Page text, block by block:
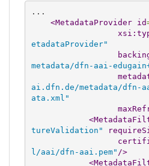
...
<MetadataProvider
id
etadataProvider"
metadata/dfn-aai-
ai.dfn.de/metadata/dfn-
ata.xml"
tureValidation"
l/aai/dfn-aai.pem" />